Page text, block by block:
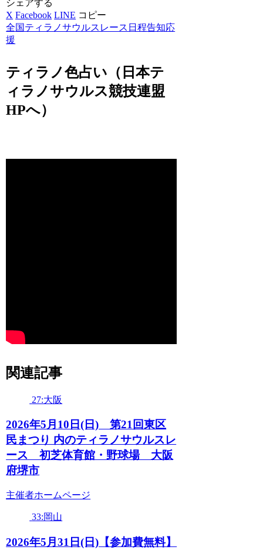
シェアする
X Facebook LINE コピー
全国ティラノサウルスレース日程告知応
援
ティラノ色占い（日本テ
ィラノサウルス競技連盟
HPへ）
関連記事
27:大阪
2026年5月10日(日) 第21回東区
民まつり 内のティラノサウルスレ
ース 初芝体育館・野球場 大阪
府堺市
主催者ホームページ
33:岡山
2026年5月31日(日)【参加費無料】